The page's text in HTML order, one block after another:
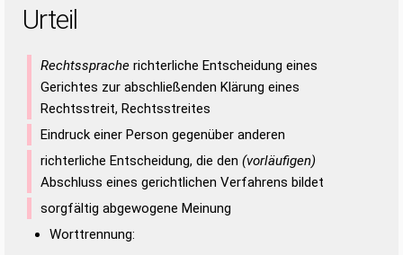
Urteil
Rechtssprache richterliche Entscheidung eines
Gerichtes zur abschließenden Klärung eines
Rechtsstreit, Rechtsstreites
Eindruck einer Person gegenüber anderen
richterliche Entscheidung, die den (vorläufigen)
Abschluss eines gerichtlichen Verfahrens bildet
sorgfältig abgewogene Meinung
Worttrennung: